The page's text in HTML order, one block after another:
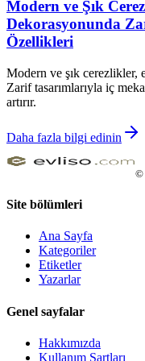
Modern ve Şık
Dekorasyonunda
Özellikleri
Modern ve şık cerezlikler,
Zarif tasarımlarıyla iç
artırır.
Daha fazla bilgi edinin
©
Site bölümleri
Ana Sayfa
Kategoriler
Etiketler
Yazarlar
Genel sayfalar
Hakkımızda
Kullanım Şartları